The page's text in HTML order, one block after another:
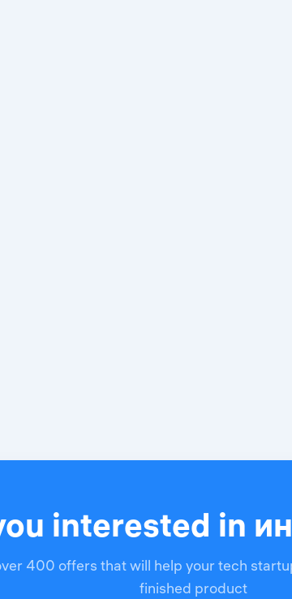
interested in
400 offers that will help your tech
finished product